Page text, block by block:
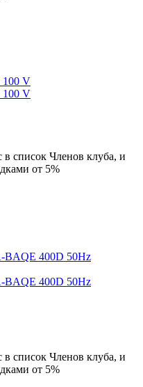
100 V
100 V
в список Членов клуба, и
от 5%
BAQE 400D 50Hz
BAQE 400D 50Hz
в список Членов клуба, и
от 5%